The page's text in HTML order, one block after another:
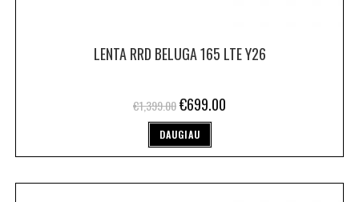
LENTA RRD BELUGA 165 LTE Y26
€1,399.00€699.00
DAUGIAU